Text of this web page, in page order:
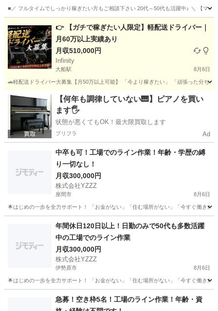
■／ フルタイムでしっかり稼ぎたい方もご相談下さい 20代～50代も活躍中♪ ＼ 【マ
配送
👉 【ガチで稼ぎたい人限定】軽配送ドライバー｜
月60万以上実績あり
月収510,000円
Infinity
大船駅 8月6日
🚗軽配送ドライバー大募集【月50万以上可能】 「今より稼ぎたい」 「頑張った分
神奈川 大船駅 ドライバー 未経験
【何年も調律していない🎹】ピアノを買い
ます🖐️
状態が悪くてもOK！最大限買取します
プリフラ Ad
中卒も可！工場でのライン作業！年齢・学歴の縛
り一切なし！
月収300,000円
株式会社YZZZ
座間市 8月6日
🌟はじめの一歩を全力サポート！ 「お金がない」「住む場所がない」「今すぐ働き
工場 社会保険
年間休日120日以上！日勤のみで50代も多数活躍
中の工場でのライン作業
月収300,000円
株式会社YZZZ
伊勢原市 8月6日
🌟はじめの一歩を全力サポート！ 「お金がない」「住む場所がない」「今すぐ働き
伊勢原市 工場 社会保険
急募！空き枠5名！工場のライン作業！年齢・資